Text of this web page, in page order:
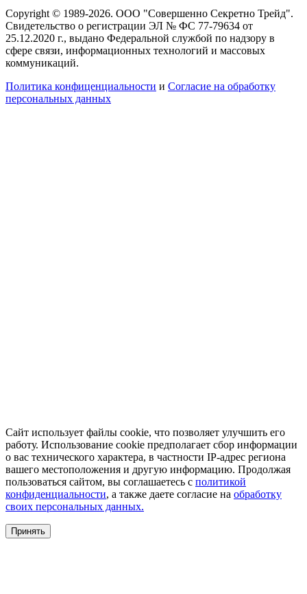
Copyright © 1989-2026. ООО "Совершенно Секретно Трейд".
Свидетельство о регистрации ЭЛ № ФС 77-79634 от
25.12.2020 г., выдано Федеральной службой по надзору в
сфере связи, информационных технологий и массовых
коммуникаций.
Политика конфиценциальности и Согласие на обработку
персональных данных
Сайт использует файлы cookie, что позволяет улучшить его
работу. Использование cookie предполагает сбор информации
о вас технического характера, в частности IP-адрес региона
вашего местоположения и другую информацию. Продолжая
пользоваться сайтом, вы соглашаетесь с политикой
конфиденциальности, а также даете согласие на обработку
своих персональных данных.
Принять